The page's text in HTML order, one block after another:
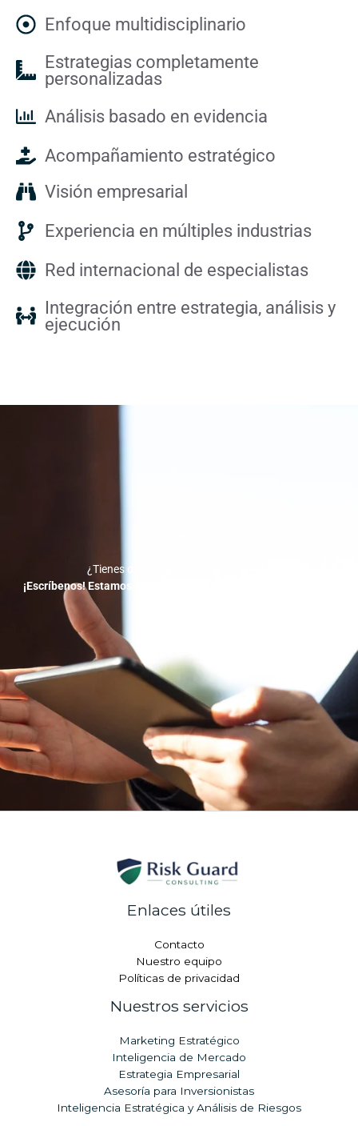
Enfoque multidisciplinario
Estrategias completamente
personalizadas
Análisis basado en evidencia
Acompañamiento estratégico
Visión empresarial
Experiencia en múltiples industrias
Red internacional de especialistas
Integración entre estrategia, análisis y
ejecución
¿Tienes dudas o quieres empezar ya?
¡Escríbenos! Estamos a solo un mensaje de ayudarte a crecer.
Enlaces útiles
Contacto
Nuestro equipo
Políticas de privacidad
Nuestros servicios
Marketing Estratégico
Inteligencia de Mercado
Estrategia Empresarial
Asesoría para Inversionistas
Inteligencia Estratégica y Análisis de Riesgos